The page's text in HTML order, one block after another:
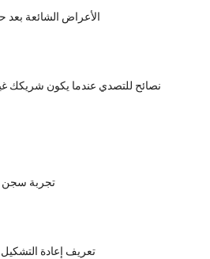
الأعراض الشائعة بعد
نصائح للتصدي عندما يكون شريكك
تجربة سجن
تعريف إعادة